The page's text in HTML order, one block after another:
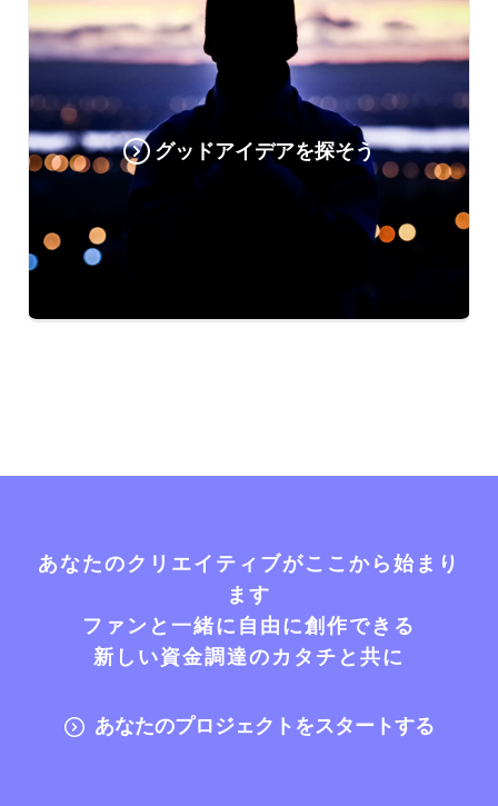
グッドアイデアを探そう
あなたのクリエイティブがここから始まり
ます
ファンと一緒に自由に創作できる
新しい資金調達のカタチと共に
あなたのプロジェクトをスタートする